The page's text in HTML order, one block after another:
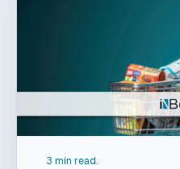
3 min read.